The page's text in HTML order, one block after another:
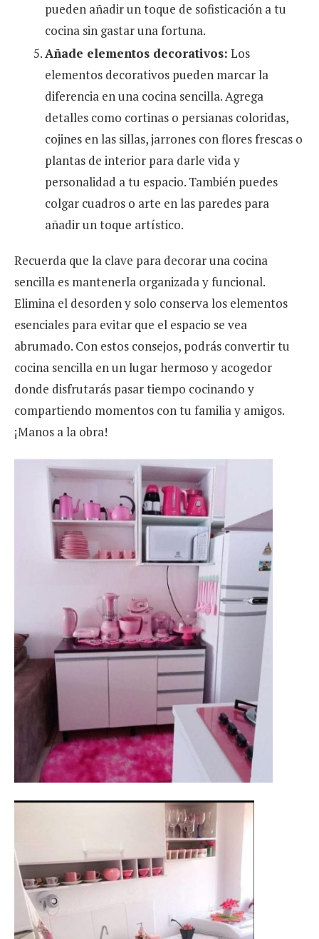
pueden añadir un toque de sofisticación a tu
cocina sin gastar una fortuna.
Añade elementos decorativos: Los
elementos decorativos pueden marcar la
diferencia en una cocina sencilla. Agrega
detalles como cortinas o persianas coloridas,
cojines en las sillas, jarrones con flores frescas o
plantas de interior para darle vida y
personalidad a tu espacio. También puedes
colgar cuadros o arte en las paredes para
añadir un toque artístico.
Recuerda que la clave para decorar una cocina
sencilla es mantenerla organizada y funcional.
Elimina el desorden y solo conserva los elementos
esenciales para evitar que el espacio se vea
abrumado. Con estos consejos, podrás convertir tu
cocina sencilla en un lugar hermoso y acogedor
donde disfrutarás pasar tiempo cocinando y
compartiendo momentos con tu familia y amigos.
¡Manos a la obra!